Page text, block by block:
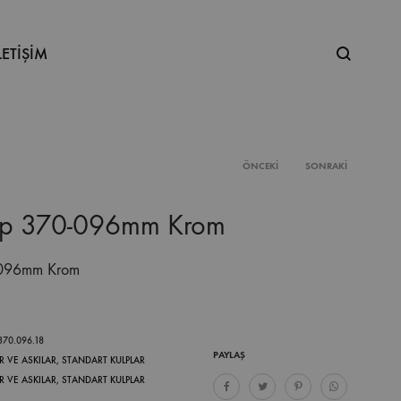
Ne
ÖNCEKI SONRAKI
370-096mm Krom
Krom
PAYLAŞ
VE ASKILAR, STANDART KULPLAR
VE ASKILAR, STANDART KULPLAR